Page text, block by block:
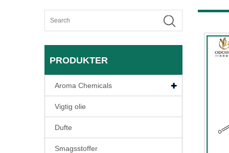
PRODUKTER
Aroma Chemicals
Vigtig olie
Dufte
Smagsstoffer